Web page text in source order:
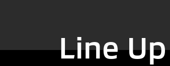
Line Up